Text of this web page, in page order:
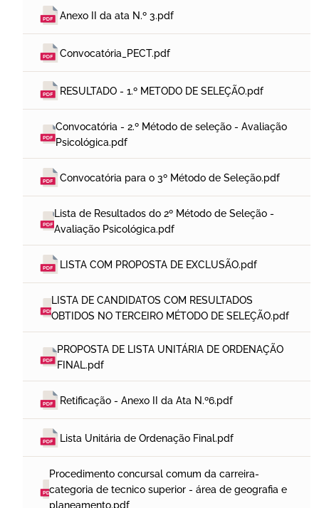
Anexo II da ata N.º 3.pdf
Convocatória_PECT.pdf
RESULTADO - 1.º METODO DE SELEÇÃO.pdf
Convocatória - 2.º Método de seleção - Avaliação
Psicológica.pdf
Convocatória para o 3º Método de Seleção.pdf
Lista de Resultados do 2º Método de Seleção -
Avaliação Psicológica.pdf
LISTA COM PROPOSTA DE EXCLUSÃO.pdf
LISTA DE CANDIDATOS COM RESULTADOS
OBTIDOS NO TERCEIRO MÉTODO DE SELEÇÃO.pdf
PROPOSTA DE LISTA UNITÁRIA DE ORDENAÇÃO
FINAL.pdf
Retificação - Anexo II da Ata N.º6.pdf
Lista Unitária de Ordenação Final.pdf
Procedimento concursal comum da carreira-
categoria de tecnico superior - área de geografia e
planeamento.pdf